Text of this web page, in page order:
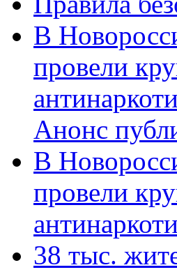
В
провели
Анонс
В
провели
38 тыс.